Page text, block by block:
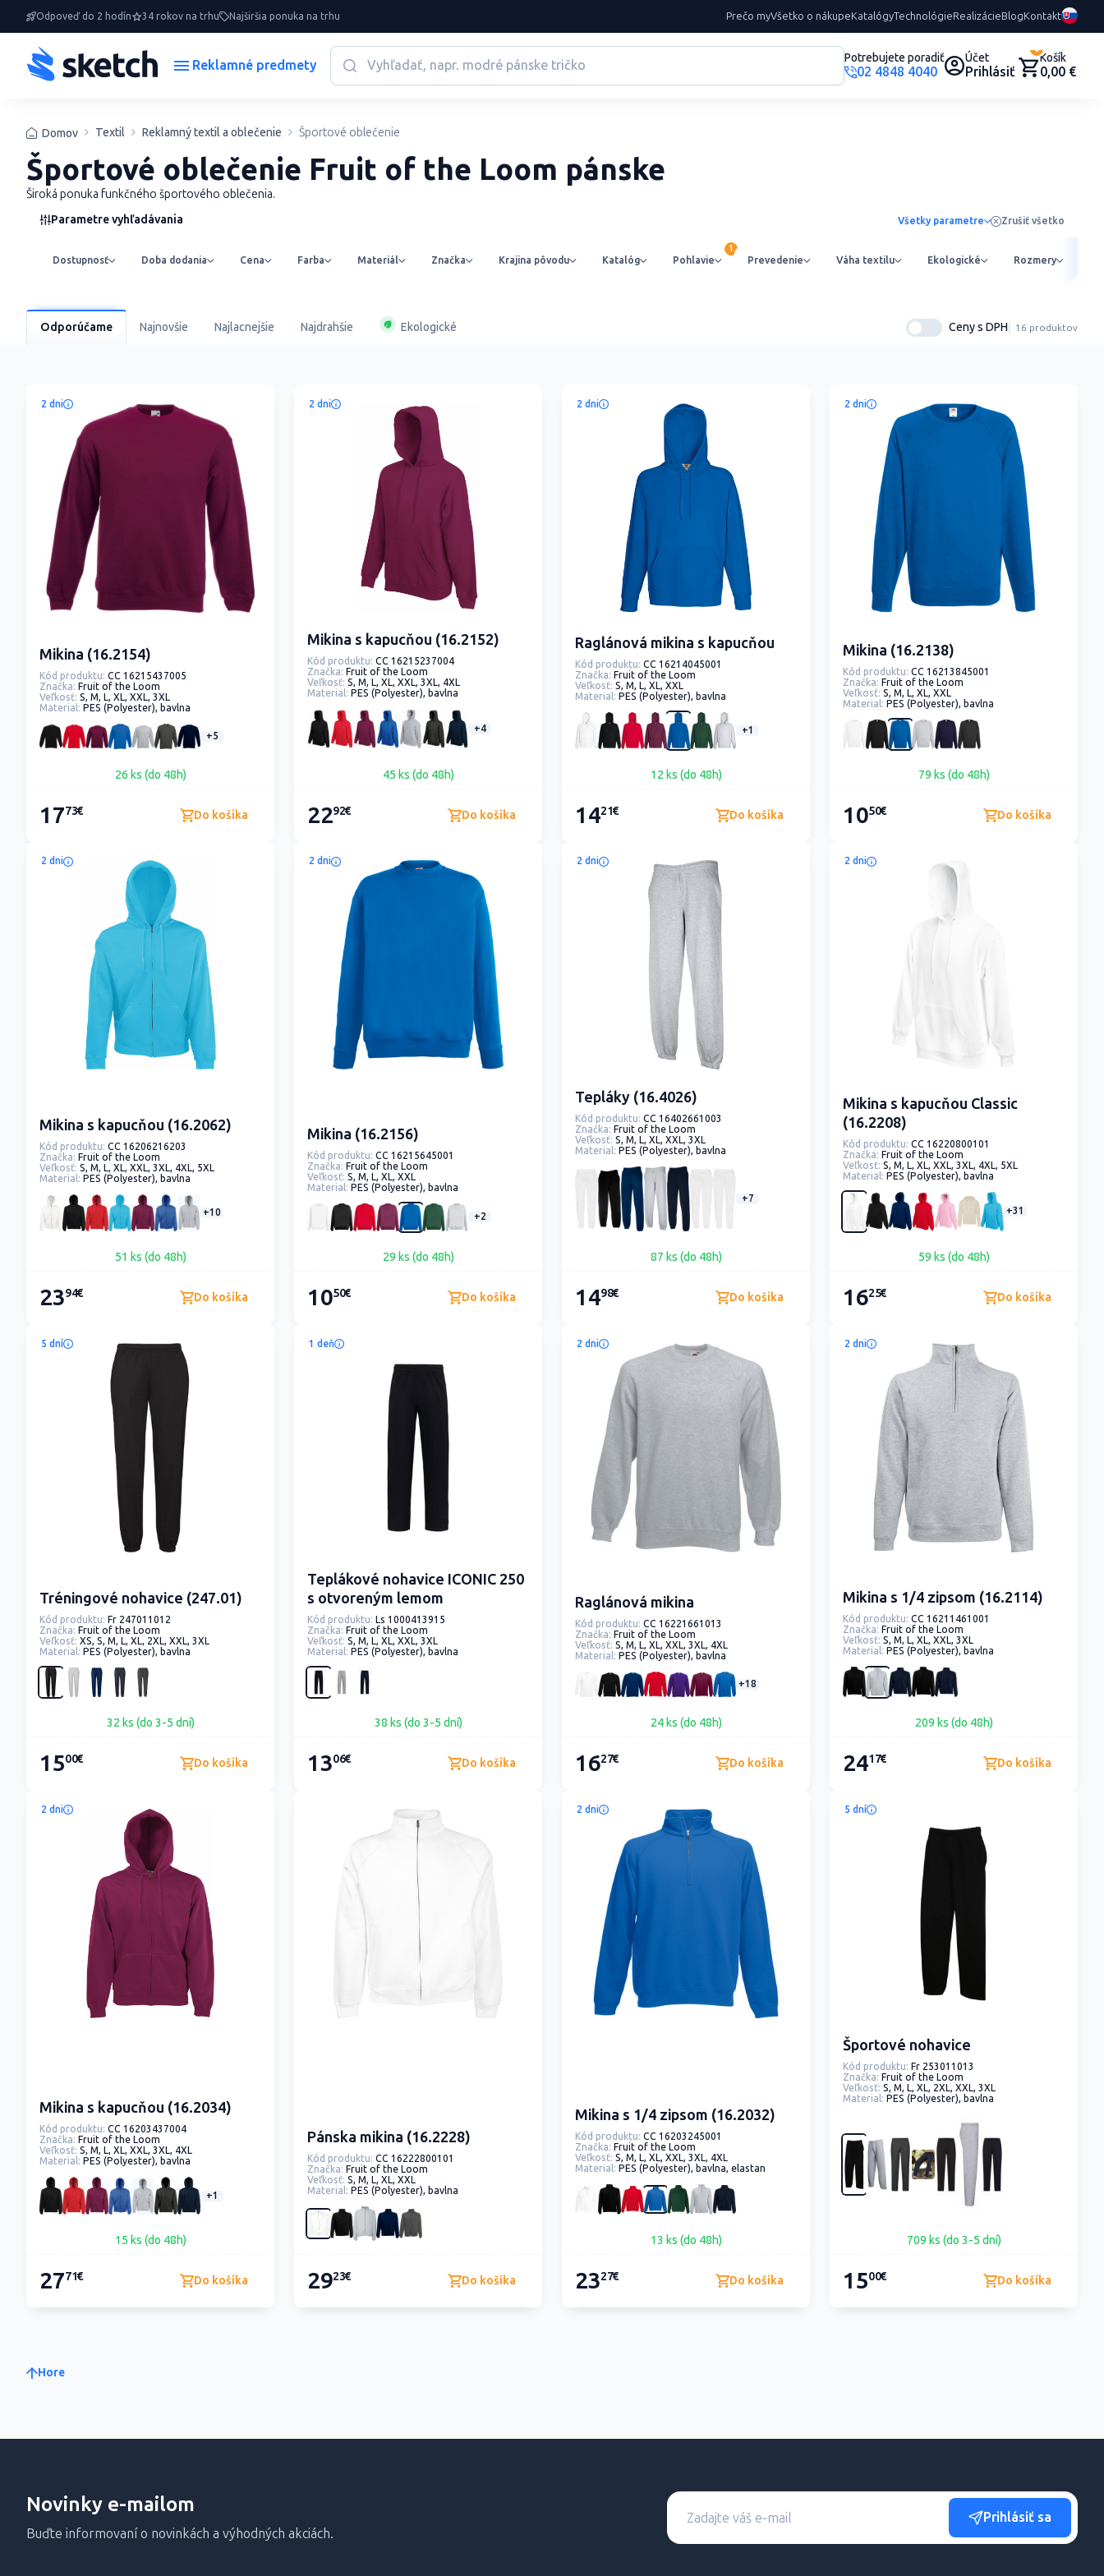
Odpoveď do 2 hodín 34 rokov na trhu Najširšia ponuka na trhu Prečo myVšetko o nákupeKatalógyTechnológieRealizácieBlogKontakt
Reklamné predmety Potrebujete poradiť
02 4848 4040
Účet
Prihlásiť
0
Košík
0,00 €
Domov Textil Reklamný textil a oblečenie Športové oblečenie
Športové oblečenie Fruit of the Loom pánske
Široká ponuka funkčného športového oblečenia.
Parametre vyhľadávania
Všetky parametre Zrušiť všetko
Dostupnosť Doba dodania Cena Farba Materiál Značka Krajina pôvodu Katalóg Pohlavie Prevedenie Váha textilu Ekologické Rozmery
Odporúčame Najnovšie Najlacnejšie Najdrahšie Ekologické Ceny s DPH 16 produktov
2 dni
Mikina (16.2154)
Kód produktu: CC 16215437005
Značka: Fruit of the Loom
Veľkosť: S, M, L, XL, XXL, 3XL
Material: PES (Polyester), bavlna
+5
26 ks (do 48h)
1773€ Do košíka
2 dni
Mikina s kapucňou (16.2152)
Kód produktu: CC 16215237004
Značka: Fruit of the Loom
Veľkosť: S, M, L, XL, XXL, 3XL, 4XL
Material: PES (Polyester), bavlna
+4
45 ks (do 48h)
2292€ Do košíka
2 dni
Raglánová mikina s kapucňou
Kód produktu: CC 16214045001
Značka: Fruit of the Loom
Veľkosť: S, M, L, XL, XXL
Material: PES (Polyester), bavlna
+1
12 ks (do 48h)
1421€ Do košíka
2 dni
Mikina (16.2138)
Kód produktu: CC 16213845001
Značka: Fruit of the Loom
Veľkosť: S, M, L, XL, XXL
Material: PES (Polyester), bavlna
79 ks (do 48h)
1050€ Do košíka
2 dni
Mikina s kapucňou (16.2062)
Kód produktu: CC 16206216203
Značka: Fruit of the Loom
Veľkosť: S, M, L, XL, XXL, 3XL, 4XL, 5XL
Material: PES (Polyester), bavlna
+10
51 ks (do 48h)
2394€ Do košíka
2 dni
Mikina (16.2156)
Kód produktu: CC 16215645001
Značka: Fruit of the Loom
Veľkosť: S, M, L, XL, XXL
Material: PES (Polyester), bavlna
+2
29 ks (do 48h)
1050€ Do košíka
2 dni
Tepláky (16.4026)
Kód produktu: CC 16402661003
Značka: Fruit of the Loom
Veľkosť: S, M, L, XL, XXL, 3XL
Material: PES (Polyester), bavlna
+7
87 ks (do 48h)
1498€ Do košíka
2 dni
Mikina s kapucňou Classic
(16.2208)
Kód produktu: CC 16220800101
Značka: Fruit of the Loom
Veľkosť: S, M, L, XL, XXL, 3XL, 4XL, 5XL
Material: PES (Polyester), bavlna
+31
59 ks (do 48h)
1625€ Do košíka
5 dní
Tréningové nohavice (247.01)
Kód produktu: Fr 247011012
Značka: Fruit of the Loom
Veľkosť: XS, S, M, L, XL, 2XL, XXL, 3XL
Material: PES (Polyester), bavlna
32 ks (do 3-5 dní)
1500€ Do košíka
1 deň
Teplákové nohavice ICONIC 250
s otvoreným lemom
Kód produktu: Ls 1000413915
Značka: Fruit of the Loom
Veľkosť: S, M, L, XL, XXL, 3XL
Material: PES (Polyester), bavlna
38 ks (do 3-5 dní)
1306€ Do košíka
2 dni
Raglánová mikina
Kód produktu: CC 16221661013
Značka: Fruit of the Loom
Veľkosť: S, M, L, XL, XXL, 3XL, 4XL
Material: PES (Polyester), bavlna
+18
24 ks (do 48h)
1627€ Do košíka
2 dni
Mikina s 1/4 zipsom (16.2114)
Kód produktu: CC 16211461001
Značka: Fruit of the Loom
Veľkosť: S, M, L, XL, XXL, 3XL
Material: PES (Polyester), bavlna
209 ks (do 48h)
2417€ Do košíka
2 dni
Mikina s kapucňou (16.2034)
Kód produktu: CC 16203437004
Značka: Fruit of the Loom
Veľkosť: S, M, L, XL, XXL, 3XL, 4XL
Material: PES (Polyester), bavlna
+1
15 ks (do 48h)
2771€ Do košíka
Pánska mikina (16.2228)
Kód produktu: CC 16222800101
Značka: Fruit of the Loom
Veľkosť: S, M, L, XL, XXL
Material: PES (Polyester), bavlna
2923€ Do košíka
2 dni
Mikina s 1/4 zipsom (16.2032)
Kód produktu: CC 16203245001
Značka: Fruit of the Loom
Veľkosť: S, M, L, XL, XXL, 3XL, 4XL
Material: PES (Polyester), bavlna, elastan
13 ks (do 48h)
2327€ Do košíka
5 dní
Športové nohavice
Kód produktu: Fr 253011013
Značka: Fruit of the Loom
Veľkosť: S, M, L, XL, 2XL, XXL, 3XL
Material: PES (Polyester), bavlna
709 ks (do 3-5 dní)
1500€ Do košíka
Hore
Novinky e-mailom
Buďte informovaní o novinkách a výhodných akciách.
Prihlásiť sa